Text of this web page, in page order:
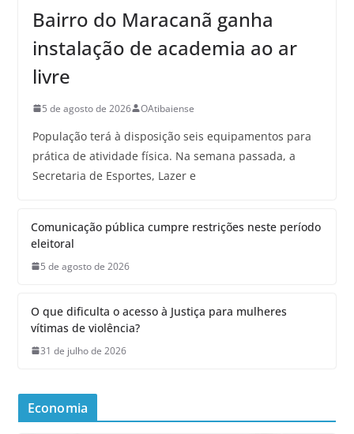
Bairro do Maracanã ganha
instalação de academia ao ar
livre
5 de agosto de 2026 OAtibaiense
População terá à disposição seis equipamentos para
prática de atividade física. Na semana passada, a
Secretaria de Esportes, Lazer e
Comunicação pública cumpre restrições neste período
eleitoral
5 de agosto de 2026
O que dificulta o acesso à Justiça para mulheres
vítimas de violência?
31 de julho de 2026
Economia